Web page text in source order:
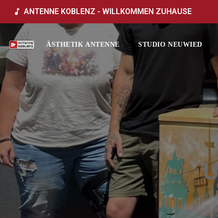
music_note ANTENNE KOBLENZ - WILLKOMMEN ZUHAUSE
ÄSTHETIK ANTENNE STUDIO NEUWIED